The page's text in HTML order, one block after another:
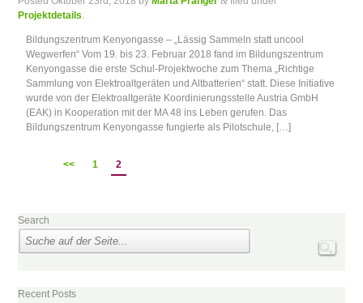
Projektdetails
Bildungszentrum Kenyongasse – „Lässig Sammeln statt uncool
Wegwerfen“ Vom 19. bis 23. Februar 2018 fand im Bildungszentrum
Kenyongasse die erste Schul-Projektwoche zum Thema „Richtige
Sammlung von Elektroaltgeräten und Altbatterien“ statt. Diese Initiative
wurde von der Elektroaltgeräte Koordinierungsstelle Austria GmbH
(EAK) in Kooperation mit der MA 48 ins Leben gerufen. Das
Bildungszentrum Kenyongasse fungierte als Pilotschule, […]
<< 1 2
Search
Recent Posts